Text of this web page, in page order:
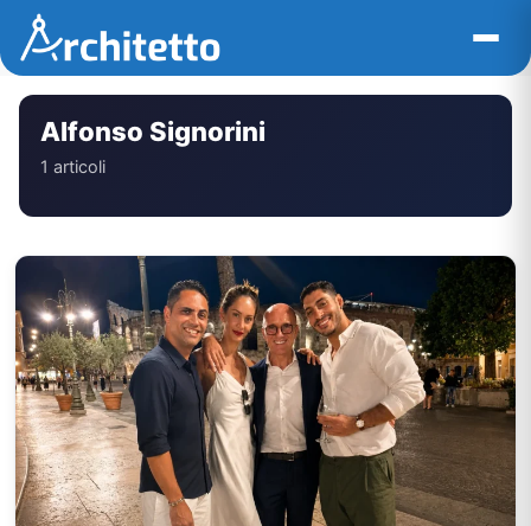
contenuto
Alfonso Signorini
1 articoli